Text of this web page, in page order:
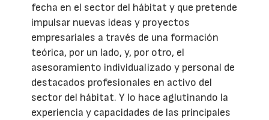
fecha en el sector del hábitat y que pretende
impulsar nuevas ideas y proyectos
empresariales a través de una formación
teórica, por un lado, y, por otro, el
asesoramiento individualizado y personal de
destacados profesionales en activo del
sector del hábitat. Y lo hace aglutinando la
experiencia y capacidades de las principales